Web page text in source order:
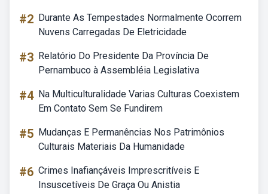
#2 Durante As Tempestades Normalmente Ocorrem
Nuvens Carregadas De Eletricidade
#3 Relatório Do Presidente Da Província De
Pernambuco à Assembléia Legislativa
#4 Na Multiculturalidade Varias Culturas Coexistem
Em Contato Sem Se Fundirem
#5 Mudanças E Permanências Nos Patrimônios
Culturais Materiais Da Humanidade
#6 Crimes Inafiançáveis Imprescritíveis E
Insuscetíveis De Graça Ou Anistia